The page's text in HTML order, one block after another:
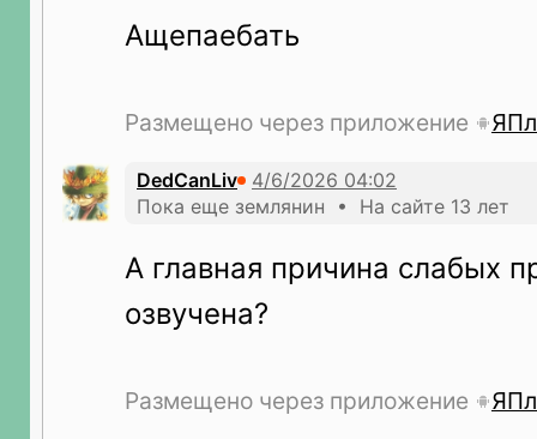
Ащепаебать
Размещено через приложение
DedCanLiv
Пока еще землянин • На сайте 13 лет
А главная причина слабых
озвучена?
Размещено через приложение